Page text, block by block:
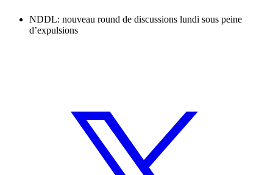
NDDL: nouveau round de discussions lundi sous peine
d’expulsions